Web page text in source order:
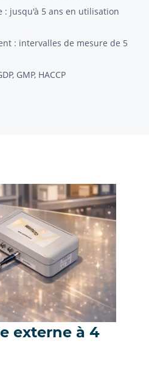
: jusqu'à 5 ans en utilisation
: intervalles de mesure de 5
GMP, HACCP
externe à 4